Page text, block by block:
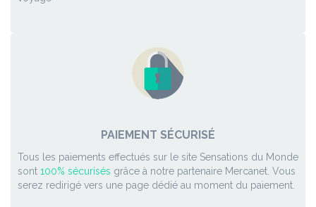
PAIEMENT SÉCURISÉ
Tous les paiements effectués sur le site Sensations du Monde
sont 100% sécurisés grâce à notre partenaire Mercanet. Vous
serez redirigé vers une page dédié au moment du paiement.